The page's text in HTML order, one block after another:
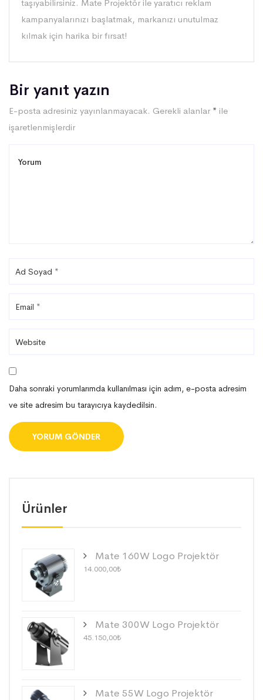
Ürünler
Mate 160W Logo Projektör
14.000,00₺
Mate 300W Logo Projektör
45.150,00₺
Mate 55W Logo Projektör
taşıyabilirsiniz. Mate Projektör ile yaratıcı reklam
kampanyalarınızı başlatmak, markanızı unutulmaz
kılmak için harika bir fırsat!
Bir yanıt yazın
E-posta adresiniz yayınlanmayacak. Gerekli alanlar * ile
işaretlenmişlerdir
Daha sonraki yorumlarımda kullanılması için adım, e-posta adresim
ve site adresim bu tarayıcıya kaydedilsin.